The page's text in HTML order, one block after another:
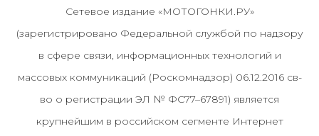
Сетевое издание «МОТОГОНКИ.РУ»
(зарегистрировано Федеральной службой по надзору
в сфере связи, информационных технологий и
массовых коммуникаций (Роскомнадзор) 06.12.2016 св-
во о регистрации ЭЛ № ФС77–67891) является
крупнейшим в российском сегменте Интернет